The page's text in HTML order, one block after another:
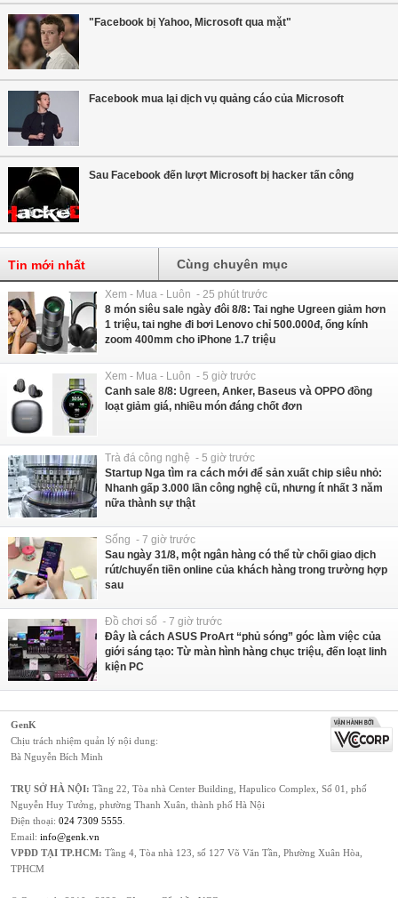
"Facebook bị Yahoo, Microsoft qua mặt"
Facebook mua lại dịch vụ quảng cáo của Microsoft
Sau Facebook đến lượt Microsoft bị hacker tấn công
Tin mới nhất Cùng chuyên mục
Xem - Mua - Luôn - 25 phút trước
8 món siêu sale ngày đôi 8/8: Tai nghe Ugreen giảm hơn
1 triệu, tai nghe đi bơi Lenovo chỉ 500.000đ, ống kính
zoom 400mm cho iPhone 1.7 triệu
Xem - Mua - Luôn - 5 giờ trước
Canh sale 8/8: Ugreen, Anker, Baseus và OPPO đồng
loạt giảm giá, nhiều món đáng chốt đơn
Trà đá công nghệ - 5 giờ trước
Startup Nga tìm ra cách mới để sản xuất chip siêu nhỏ:
Nhanh gấp 3.000 lần công nghệ cũ, nhưng ít nhất 3 năm
nữa thành sự thật
Sống - 7 giờ trước
Sau ngày 31/8, một ngân hàng có thể từ chối giao dịch
rút/chuyển tiền online của khách hàng trong trường hợp
sau
Đồ chơi số - 7 giờ trước
Đây là cách ASUS ProArt “phủ sóng” góc làm việc của
giới sáng tạo: Từ màn hình hàng chục triệu, đến loạt linh
kiện PC
GenK
Chịu trách nhiệm quản lý nội dung:
Bà Nguyễn Bích Minh
TRỤ SỞ HÀ NỘI: Tầng 22, Tòa nhà Center Building, Hapulico Complex, Số 01, phố
Nguyễn Huy Tưởng, phường Thanh Xuân, thành phố Hà Nội
Điện thoại: 024 7309 5555
Email: info@genk.vn
VPĐD TẠI TP.HCM: Tầng 4, Tòa nhà 123, số 127 Võ Văn Tần, Phường Xuân Hòa,
TPHCM